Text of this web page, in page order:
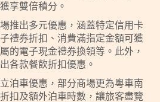
享雙倍積分。
推出多元優惠，涵蓋特定信用卡
禮券折扣、消費滿指定金額可獲
的電子現金禮券換領等。此外，
各款餐飲折扣優惠。
泊車優惠，部分商場更為粵車南
扣及額外泊車時數，讓旅客盡覽